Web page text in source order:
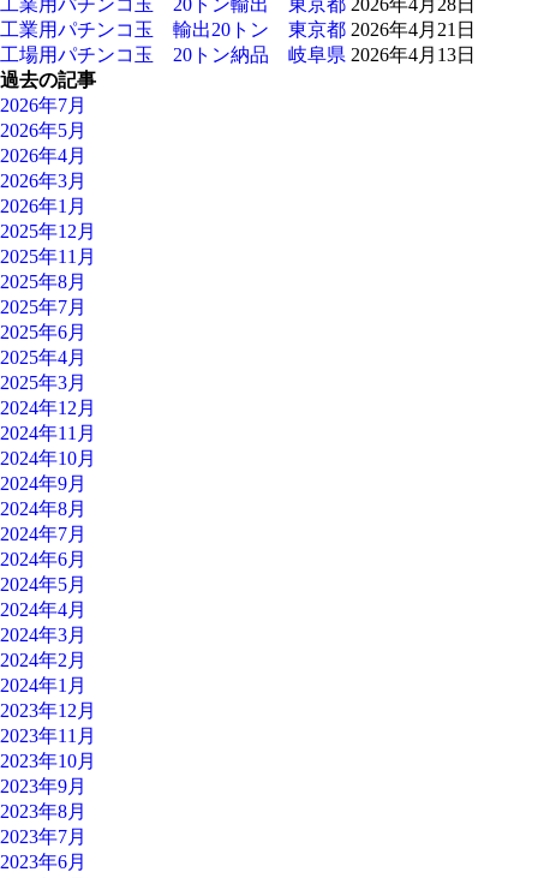
工業用パチンコ玉 20トン輸出 東京都 2026年4月28日
工業用パチンコ玉 輸出20トン 東京都 2026年4月21日
工場用パチンコ玉 20トン納品 岐阜県 2026年4月13日
過去の記事
2026年7月
2026年5月
2026年4月
2026年3月
2026年1月
2025年12月
2025年11月
2025年8月
2025年7月
2025年6月
2025年4月
2025年3月
2024年12月
2024年11月
2024年10月
2024年9月
2024年8月
2024年7月
2024年6月
2024年5月
2024年4月
2024年3月
2024年2月
2024年1月
2023年12月
2023年11月
2023年10月
2023年9月
2023年8月
2023年7月
2023年6月